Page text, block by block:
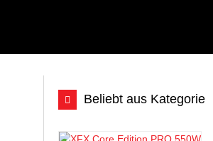
Beliebt aus Kategorie